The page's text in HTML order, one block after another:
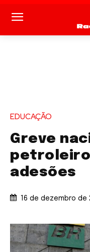
EDUCAÇÃO
Greve
adesões
16 de dezembro de